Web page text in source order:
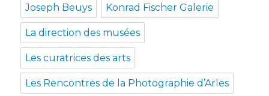
Joseph Beuys Konrad Fischer Galerie
La direction des musées
Les curatrices des arts
Les Rencontres de la Photographie d’Arles